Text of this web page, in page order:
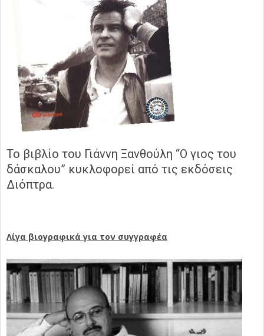
Το βιβλίο του Γιάννη Ξανθούλη “Ο γιος του
δάσκαλου” κυκλοφορεί από τις εκδόσεις
Διόπτρα.
Λίγα βιογραφικά για τον συγγραφέα